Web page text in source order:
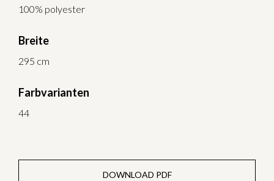
100% polyester
Breite
295 cm
Farbvarianten
44
DOWNLOAD PDF